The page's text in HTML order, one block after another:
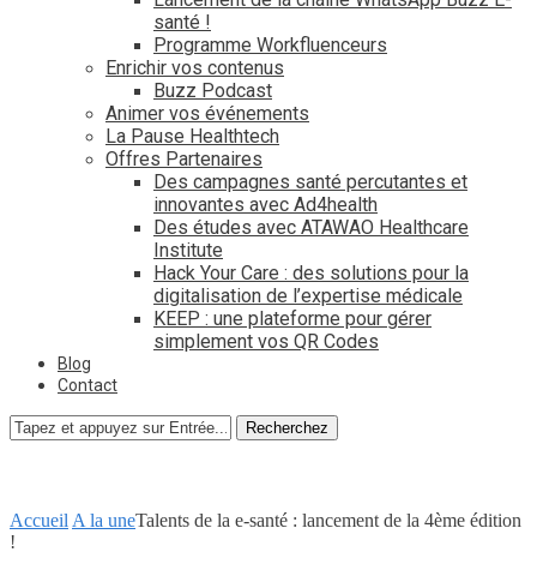
santé !
Programme Workfluenceurs
Enrichir vos contenus
Buzz Podcast
Animer vos événements
La Pause Healthtech
Offres Partenaires
Des campagnes santé percutantes et
innovantes avec Ad4health
Des études avec ATAWAO Healthcare
Institute
Hack Your Care : des solutions pour la
digitalisation de l’expertise médicale
KEEP : une plateforme pour gérer
simplement vos QR Codes
Blog
Contact
Recherchez
Accueil A la uneTalents de la e-santé : lancement de la 4ème édition
!